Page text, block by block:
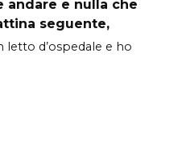
andare e nulla che
seguente,
letto d’ospedale e ho